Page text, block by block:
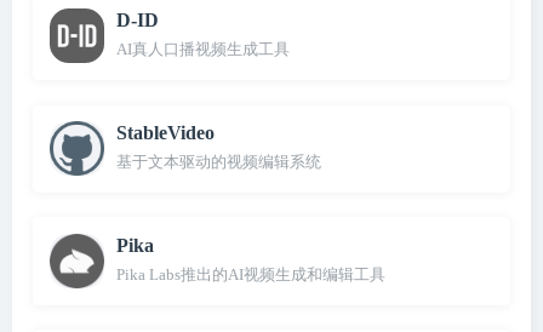
D-ID
AI真人口播视频生成工具
StableVideo
基于文本驱动的视频编辑系统
Pika
Pika Labs推出的AI视频生成和编辑工具